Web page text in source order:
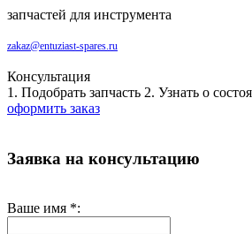
запчастей для инструмента
zakaz@entuziast-spares.ru
Консультация
1. Подобрать запчасть 2. Узнать о
оформить заказ
Заявка на консультацию
Ваше имя *: